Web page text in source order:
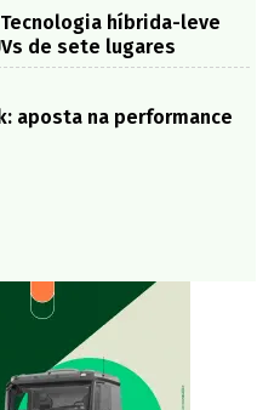
Tecnologia híbrida-leve
de sete lugares
aposta na performance